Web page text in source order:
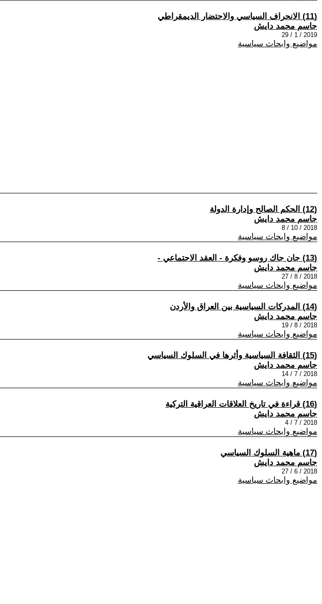
(11) الانحراف السياسي والاحتضار الديمقراطي
جاسم محمد دايش
2019 / 1 / 29
مواضيع وابحاث سياسية
(12) الحكم الصالح وإدارة الدولة
جاسم محمد دايش
2018 / 10 / 8
مواضيع وابحاث سياسية
(13) جان جاك روسو وفكرة - العقد الاجتماعي -
جاسم محمد دايش
2018 / 8 / 27
مواضيع وابحاث سياسية
(14) المدركات السياسية بين العراق والأردن
جاسم محمد دايش
2018 / 8 / 19
مواضيع وابحاث سياسية
(15) الثقافة السياسية وأثرها في السلوك السياسي
جاسم محمد دايش
2018 / 7 / 14
مواضيع وابحاث سياسية
(16) قراءة في تاريخ العلاقات العراقية التركية
جاسم محمد دايش
2018 / 7 / 4
مواضيع وابحاث سياسية
(17) ماهية السلوك السياسي
جاسم محمد دايش
2018 / 6 / 27
مواضيع وابحاث سياسية